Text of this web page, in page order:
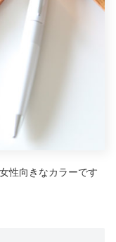
性向きなカラーです